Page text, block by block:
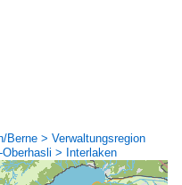
> Verwaltungsregion
> Interlaken